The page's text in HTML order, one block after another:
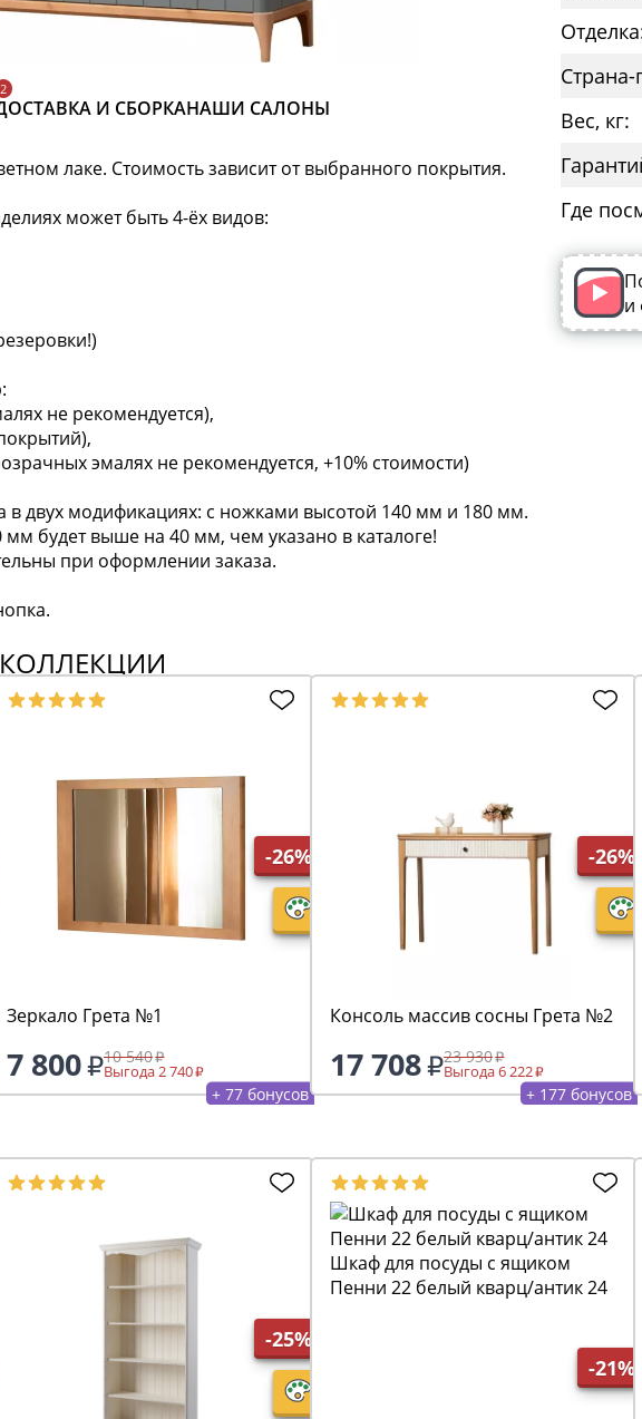
И СБОРКАНАШИ САЛОНЫ
лаке. Стоимость зависит от выбранного покрытия.
может быть 4-ёх видов:
не рекомендуется),
эмалях не рекомендуется, +10% стоимости)
в двух модификациях: с ножками высотой 140 мм и 180 мм.
будет выше на 40 мм, чем указано в каталоге!
при оформлении заказа.
Вес, кг:
Где
и
-26%
Зеркало Грета №1
7 800 10 540
Выгода 2 740
+ 77 бонусов
-26%
Консоль массив сосны Грета №2
17 708 23 930
Выгода 6 222
+ 177 бонусов
-25%
-21%
Шкаф для посуды с ящиком
Пенни 22 белый кварц/антик 24